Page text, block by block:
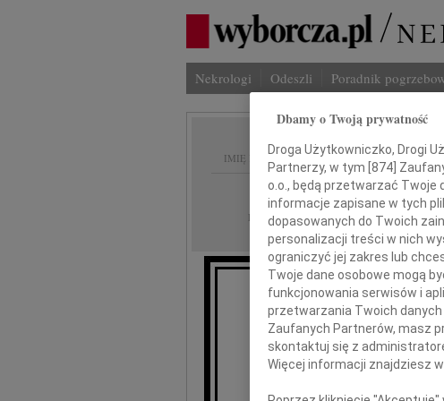
Nekrologi Odeszli Poradnik
IMIĘ I NAZWISKO:
REGION: Wrocław
DATA EMISJI: 13.12.2016
Z głębokim żalem
Marii
Odszedł
Dbamy o Twoją prywatność
Droga Użytkowniczko, Drogi
Partnerzy, w tym [874]
o.o., będą przetwarzać Twoje
informacje zapisane w tych
dopasowanych do Twoich
personalizacji treści w nich
ograniczyć jej zakres lub
Twoje dane osobowe mogą
funkcjonowania serwisów i
przetwarzania Twoich danych
Zaufanych Partnerów, masz
skontaktuj się z
Więcej informacji znajdziesz w